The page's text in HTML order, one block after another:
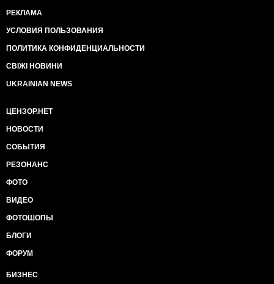
РЕКЛАМА
УСЛОВИЯ ПОЛЬЗОВАНИЯ
ПОЛИТИКА КОНФИДЕНЦИАЛЬНОСТИ
СВІЖІ НОВИНИ
UKRAINIAN NEWS
ЦЕНЗОР.НЕТ
НОВОСТИ
СОБЫТИЯ
РЕЗОНАНС
ФОТО
ВИДЕО
ФОТОШОПЫ
БЛОГИ
ФОРУМ
БИЗНЕС